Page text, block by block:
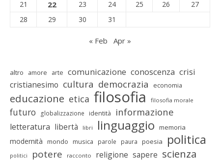
21
22 23 24 25 26
27
28
29 30 31
« Feb Apr »
altro amore arte comunicazione conoscenza crisi
cristianesimo cultura democrazia economia
educazione etica filosofia filosofia morale
futuro globalizzazione identità informazione
letteratura libertà libri linguaggio memoria
modernità mondo musica parole paura poesia politica
politici potere racconto religione sapere scienza